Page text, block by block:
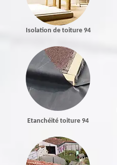
Isolation de toiture 94
Etanchéité toiture 94